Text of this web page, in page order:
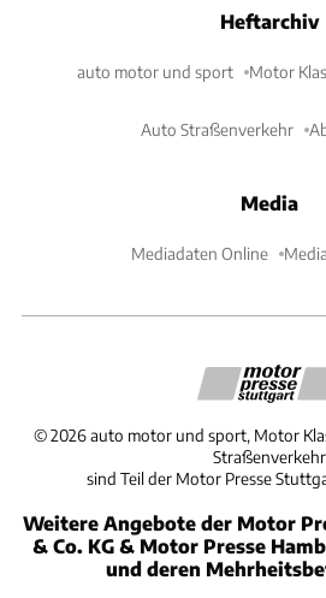
Heftarchiv
auto motor und sport Motor
Auto Straßenverkehr
Media
Mediadaten Online
©2026 auto motor und sport, Motor
Straßenverkehr
sind Teil der Motor Presse
Weitere Angebote der Motor
& Co. KG & Motor Presse
und deren